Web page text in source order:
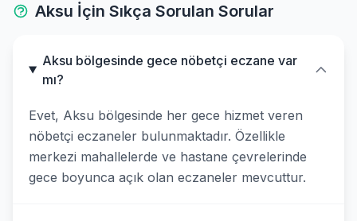
Aksu İçin Sıkça Sorulan Sorular
Aksu bölgesinde gece nöbetçi eczane var
mı?
Evet, Aksu bölgesinde her gece hizmet veren
nöbetçi eczaneler bulunmaktadır. Özellikle
merkezi mahallelerde ve hastane çevrelerinde
gece boyunca açık olan eczaneler mevcuttur.